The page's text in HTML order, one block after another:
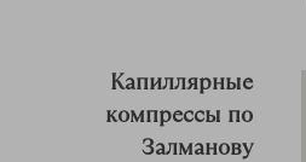
Капиллярные
компрессы по
Залманову